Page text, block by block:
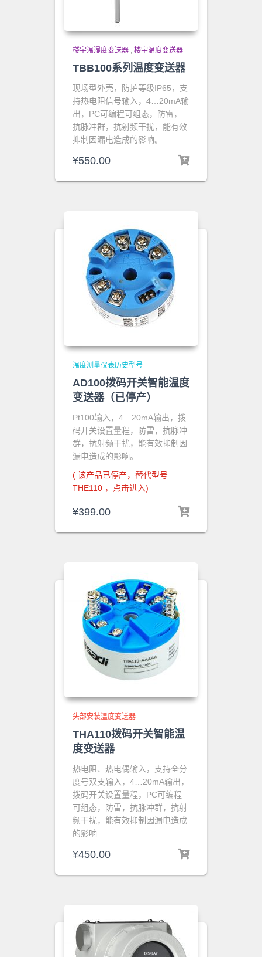
楼宇温湿度变送器 , 楼宇温度变送器
TBB100系列温度变送器
现场型外壳，防护等级IP65， 支
持热电阻信号输入 ，4…20mA输
出， PC可编程可组态，防雷，
抗脉冲群，抗射频干扰，能有效
抑制因漏电造成的影响。
¥550.00
温度测量仪表历史型号
AD100拨码开关智能温度
变送器（已停产）
Pt100输入，4…20mA输出，拨
码开关设置量程，防雷，抗脉冲
群，抗射频干扰，能有效抑制因
漏电造成的影响。
( 该产品已停产，替代型号
THE110 ，点击进入)
¥399.00
头部安装温度变送器
THA110拨码开关智能温
度变送器
热电阻、热电偶输入，支持全分
度号双支输入，4…20mA输出，
拨码开关设置量程， PC可编程
可组态，
防雷，抗脉冲群，抗射
频干扰，能有效抑制因漏电造成
的影响
¥450.00